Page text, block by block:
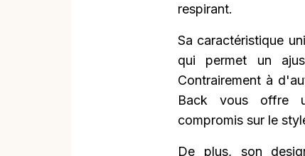
respirant.
Sa caractéristique
qui permet un
Contrairement à
Back vous offre
compromis sur le
De plus, son